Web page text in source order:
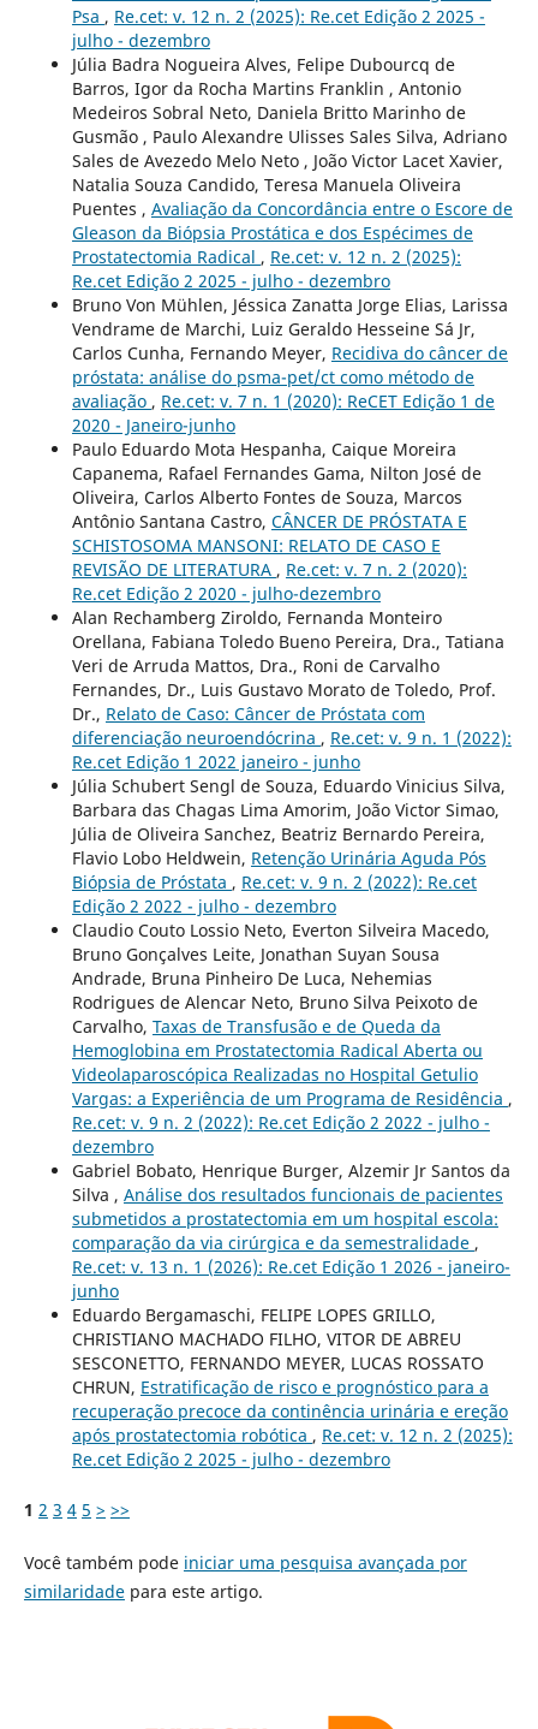
Psa , Re.cet: v. 12 n. 2 (2025): Re.cet Edição 2 2025 -
julho - dezembro
Júlia Badra Nogueira Alves, Felipe Dubourcq de
Barros, Igor da Rocha Martins Franklin , Antonio
Medeiros Sobral Neto, Daniela Britto Marinho de
Gusmão , Paulo Alexandre Ulisses Sales Silva, Adriano
Sales de Avezedo Melo Neto , João Victor Lacet Xavier,
Natalia Souza Candido, Teresa Manuela Oliveira
Puentes , Avaliação da Concordância entre o Escore de
Gleason da Biópsia Prostática e dos Espécimes de
Prostatectomia Radical , Re.cet: v. 12 n. 2 (2025):
Re.cet Edição 2 2025 - julho - dezembro
Bruno Von Mühlen, Jéssica Zanatta Jorge Elias, Larissa
Vendrame de Marchi, Luiz Geraldo Hesseine Sá Jr,
Carlos Cunha, Fernando Meyer, Recidiva do câncer de
próstata: análise do psma-pet/ct como método de
avaliação , Re.cet: v. 7 n. 1 (2020): ReCET Edição 1 de
2020 - Janeiro-junho
Paulo Eduardo Mota Hespanha, Caique Moreira
Capanema, Rafael Fernandes Gama, Nilton José de
Oliveira, Carlos Alberto Fontes de Souza, Marcos
Antônio Santana Castro, CÂNCER DE PRÓSTATA E
SCHISTOSOMA MANSONI: RELATO DE CASO E
REVISÃO DE LITERATURA , Re.cet: v. 7 n. 2 (2020):
Re.cet Edição 2 2020 - julho-dezembro
Alan Rechamberg Ziroldo, Fernanda Monteiro
Orellana, Fabiana Toledo Bueno Pereira, Dra., Tatiana
Veri de Arruda Mattos, Dra., Roni de Carvalho
Fernandes, Dr., Luis Gustavo Morato de Toledo, Prof.
Dr., Relato de Caso: Câncer de Próstata com
diferenciação neuroendócrina , Re.cet: v. 9 n. 1 (2022):
Re.cet Edição 1 2022 janeiro - junho
Júlia Schubert Sengl de Souza, Eduardo Vinicius Silva,
Barbara das Chagas Lima Amorim, João Victor Simao,
Júlia de Oliveira Sanchez, Beatriz Bernardo Pereira,
Flavio Lobo Heldwein, Retenção Urinária Aguda Pós
Biópsia de Próstata , Re.cet: v. 9 n. 2 (2022): Re.cet
Edição 2 2022 - julho - dezembro
Claudio Couto Lossio Neto, Everton Silveira Macedo,
Bruno Gonçalves Leite, Jonathan Suyan Sousa
Andrade, Bruna Pinheiro De Luca, Nehemias
Rodrigues de Alencar Neto, Bruno Silva Peixoto de
Carvalho, Taxas de Transfusão e de Queda da
Hemoglobina em Prostatectomia Radical Aberta ou
Videolaparoscópica Realizadas no Hospital Getulio
Vargas: a Experiência de um Programa de Residência ,
Re.cet: v. 9 n. 2 (2022): Re.cet Edição 2 2022 - julho -
dezembro
Gabriel Bobato, Henrique Burger, Alzemir Jr Santos da
Silva , Análise dos resultados funcionais de pacientes
submetidos a prostatectomia em um hospital escola:
comparação da via cirúrgica e da semestralidade ,
Re.cet: v. 13 n. 1 (2026): Re.cet Edição 1 2026 - janeiro-
junho
Eduardo Bergamaschi, FELIPE LOPES GRILLO,
CHRISTIANO MACHADO FILHO, VITOR DE ABREU
SESCONETTO, FERNANDO MEYER, LUCAS ROSSATO
CHRUN, Estratificação de risco e prognóstico para a
recuperação precoce da continência urinária e ereção
após prostatectomia robótica , Re.cet: v. 12 n. 2 (2025):
Re.cet Edição 2 2025 - julho - dezembro
1 2 3 4 5 > >>
Você também pode iniciar uma pesquisa avançada por
similaridadepara este artigo.